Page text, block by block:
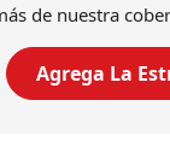
de nuestra
Agrega La